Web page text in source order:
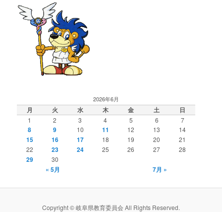
2026年6月
月 火 水 木 金 土 日
1 2 3 4 5 6 7
8 9 10 11 12 13 14
15 16 17 18 19 20
21
22
23 24 25 26 27 28
29 30
« 5月 7月 »
Copyright © 岐阜県教育委員会 All Rights Reserved.